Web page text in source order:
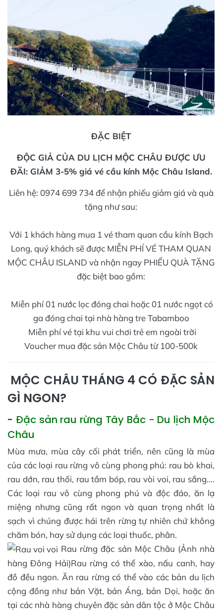
ĐẶC BIỆT
ĐỘC GIẢ CỦA DU LỊCH MỘC CHÂU ĐƯỢC ƯU
ĐÃI: GIẢM 3-5% giá vé cầu kính Mộc Châu Island.
Liên hệ: 0974 699 734 để nhận phiếu giảm giá và quà
tặng như sau:
Với 1 khách hàng mua 1 vé tham quan cầu kính Bạch
Long, quý khách sẽ được MIỄN PHÍ VÉ THAM QUAN
MỘC CHÂU ISLAND và nhận ngay PHIẾU QUÀ TẶNG
đặc biệt bao gồm:
Miễn phí 01 nước lọc đóng chai hoặc 01 nước ngọt có
ga đóng chai tại nhà hàng tre Tabamboo
Miễn phí vé tại khu vui chơi trẻ em ngoài trời
Voucher mua đặc sản Mộc Châu từ 100-500k
MỘC CHÂU THÁNG 4 CÓ ĐẶC SẢN
GÌ NGON?
- Đặc sản rau rừng Tây Bắc - Du lịch Mộc
Châu
Mùa mưa, mùa cây cối phát triển, nên cũng là mùa
của các loại rau rừng vô cùng phong phú: rau bò khai,
rau dớn, rau thối, rau tầm bóp, rau vòi voi, rau sắng….
Các loại rau vô cùng phong phú và độc đáo, ăn lạ
miệng nhưng cũng rất ngon và quan trọng nhất là
sạch vì chúng được hái trên rừng tự nhiên chứ không
chăm bón, hay sử dụng các loại thuốc, phân.
Rau rừng đặc sản Mộc Châu (Ảnh nhà
hàng Đông Hải)Rau rừng có thể xào, nấu canh, hay
đồ đều ngon. Ăn rau rừng có thể vào các bản du lịch
cộng đồng như bản Vặt, bản Áng, bản Dọi, hoặc ăn
tại các nhà hàng chuyên đặc sản dân tộc ở Mộc Châu